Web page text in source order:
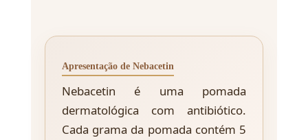
Apresentação de Nebacetin
Nebacetin é uma pomada
dermatológica com antibiótico.
Cada grama da pomada contém 5